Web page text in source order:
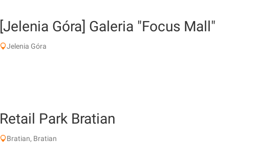
[Jelenia Góra] Galeria "Focus Mall"
Jelenia Góra
Retail Park Bratian
Bratian, Bratian